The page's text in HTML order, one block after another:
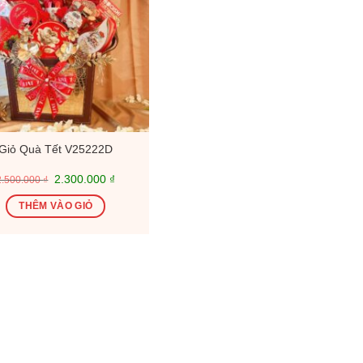
Quà Tết V25222D
₫
Giá
là:
2.500.000 ₫.
2.300.000 ₫
THÊM VÀO GIỎ